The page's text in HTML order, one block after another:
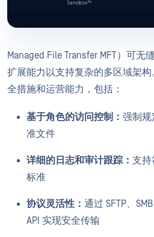
Managed File Transfer MFT）可
扩展能力以支持复杂的多区域架
全措施和运营能力，包括：
基于角色的访问控制： 强制规
准文件
详细的日志和审计跟踪： 支持
标准
协议灵活性： 通过 SFTP、
API 实现安全传输